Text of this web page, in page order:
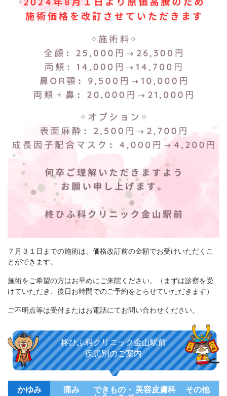
７月３１日までの施術は、価格改訂前の金額でお受けいただくこ
とができます。
施術をご希望の方はお早めにご来院ください。（まずは診察を受
けていただき、後日お時間でのご予約をとらせていただきます）
ご不明点等は受付またはお電話にてお問い合わせください。
柊ひふ科クリニック金山駅前
疾患別のご案内
かゆみ 痛み
できもの・ 美容皮膚科 その他